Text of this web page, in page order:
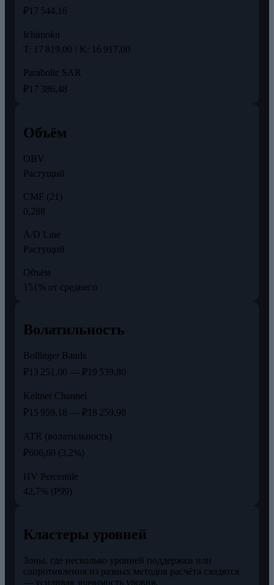
₽17 544,16
Ichimoku
T: 17 819,00 / K: 16 917,00
Parabolic SAR
₽17 386,48
Объём
OBV
Растущий
CMF (21)
0,288
A/D Line
Растущий
Объём
151% от среднего
Волатильность
Bollinger Bands
₽13 251,00 — ₽19 539,80
Keltner Channel
₽15 959,18 — ₽18 259,98
ATR (волатильность)
₽606,60 (3,2%)
HV Percentile
42,7% (P99)
Кластеры уровней
Зоны, где несколько уровней поддержки или
сопротивления из разных методов расчёта сходятся
— усиливая значимость уровня.